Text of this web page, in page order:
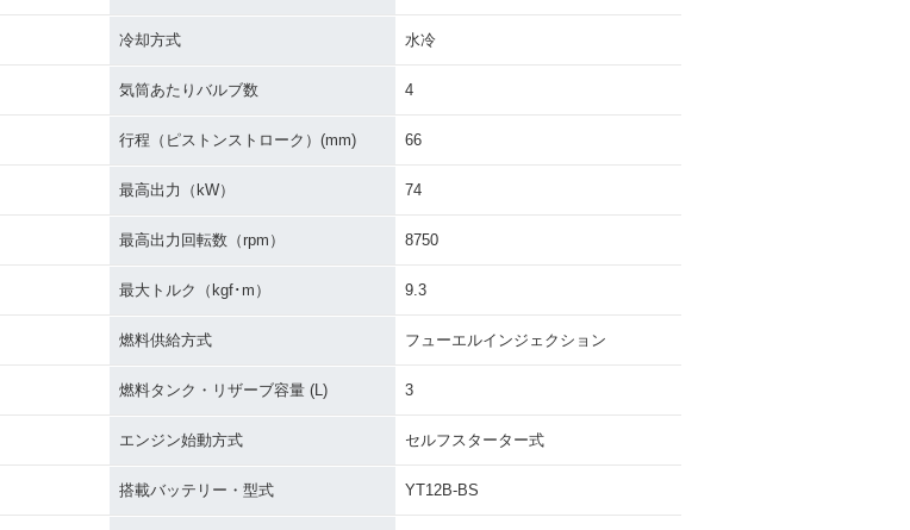
冷却方式 水冷
気筒あたりバルブ数 4
行程（ピストンストローク）(mm) 66
最高出力（kW） 74
最高出力回転数（rpm） 8750
最大トルク（kgf･m） 9.3
燃料供給方式 フューエルインジェクション
燃料タンク・リザーブ容量 (L) 3
エンジン始動方式 セルフスターター式
搭載バッテリー・型式 YT12B-BS